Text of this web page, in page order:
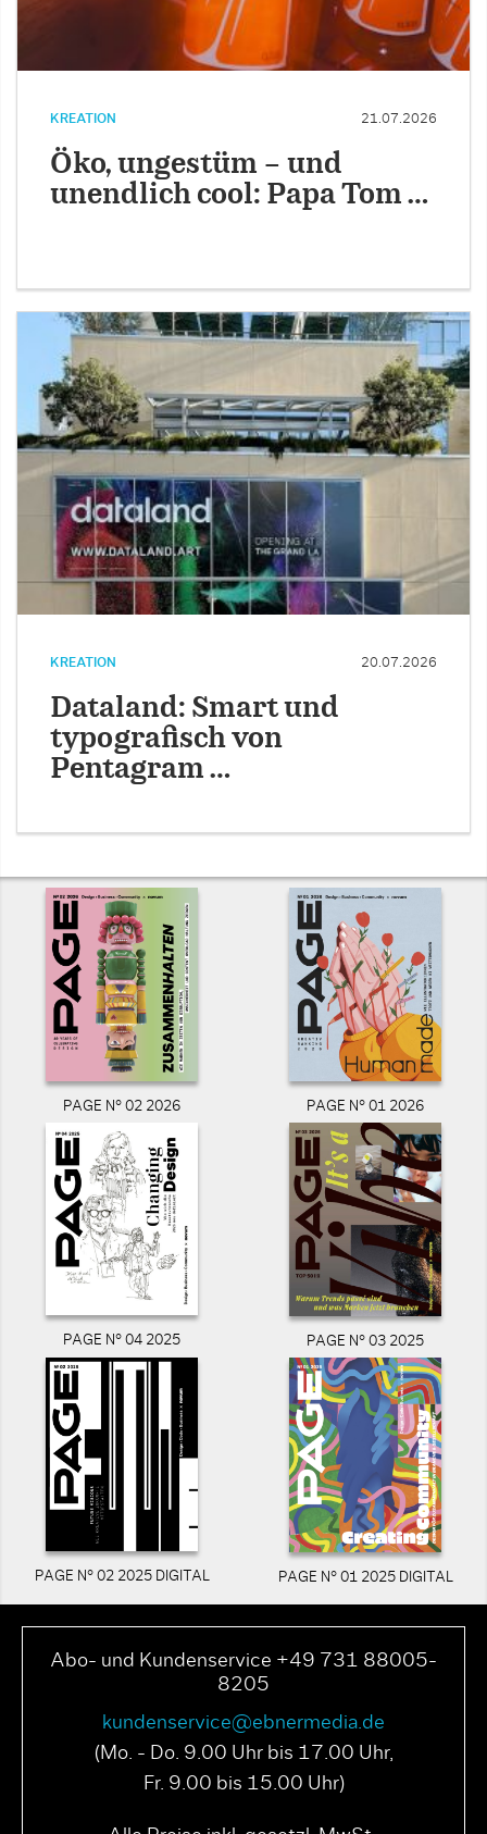
KREATION 21.07.2026
Öko, ungestüm – und
unendlich cool: Papa Tom …
KREATION 20.07.2026
Dataland: Smart und
typografisch von
Pentagram …
PAGE N° 02 2026 PAGE N° 01 2026
PAGE N° 04 2025 PAGE N° 03 2025
PAGE N° 02 2025 DIGITAL PAGE N° 01 2025 DIGITAL
Abo- und Kundenservice +49 731 88005-
8205
kundenservice@ebnermedia.de
(Mo. - Do. 9.00 Uhr bis 17.00 Uhr,
Fr. 9.00 bis 15.00 Uhr)